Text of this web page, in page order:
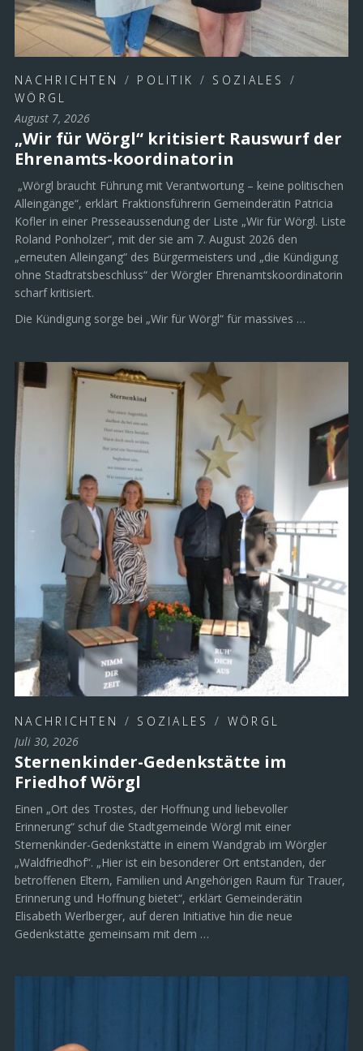
NACHRICHTEN / POLITIK / SOZIALES
/
WÖRGL
August 7, 2026
„Wir für Wörgl“ kritisiert Rauswurf der
Ehrenamts-koordinatorin
„Wörgl braucht Führung mit Verantwortung – keine politischen
Alleingänge“, erklärt Fraktionsführerin Gemeinderätin Patricia
Kofler in einer Presseaussendung der Liste „Wir für Wörgl. Liste
Roland Ponholzer“, mit der sie am 7. August 2026 den
„erneuten Alleingang“ des Bürgermeisters und „die Kündigung
ohne Stadtratsbeschluss“ der Wörgler Ehrenamtskoordinatorin
scharf kritisiert.
Die Kündigung sorge bei „Wir für Wörgl“ für massives …
NACHRICHTEN / SOZIALES / WÖRGL
Juli 30, 2026
Sternenkinder-Gedenkstätte im
Friedhof Wörgl
Einen „Ort des Trostes, der Hoffnung und liebevoller
Erinnerung“ schuf die Stadtgemeinde Wörgl mit einer
Sternenkinder-Gedenkstätte in einem Wandgrab im Wörgler
„Waldfriedhof“. „Hier ist ein besonderer Ort entstanden, der
betroffenen Eltern, Familien und Angehörigen Raum für Trauer,
Erinnerung und Hoffnung bietet“, erklärt Gemeinderätin
Elisabeth Werlberger, auf deren Initiative hin die neue
Gedenkstätte gemeinsam mit dem …